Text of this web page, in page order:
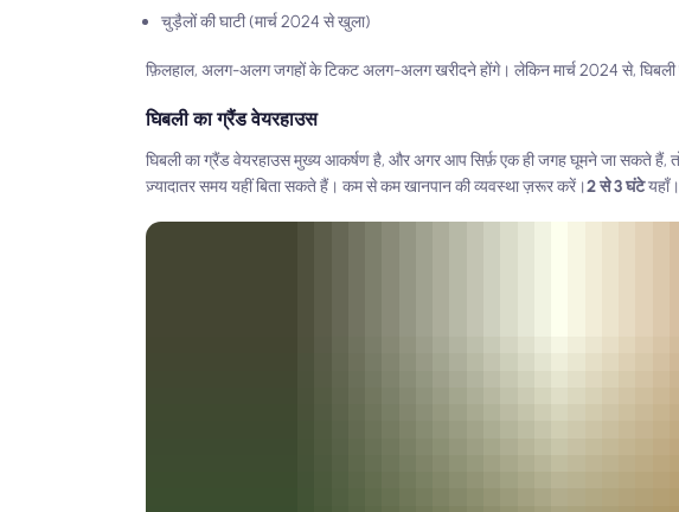
चुड़ैलों की घाटी (मार्च 2024 से खुला)
फ़िलहाल, अलग-अलग जगहों के टिकट अलग-अलग खरीदने होंगे। लेकिन मार्च 2024 से, घिबली
घिबली का ग्रैंड वेयरहाउस
घिबली का ग्रैंड वेयरहाउस मुख्य आकर्षण है, और अगर आप सिर्फ़ एक ही जगह घूमने जा सकते
ज़्यादातर समय यहीं बिता सकते हैं। कम से कम खानपान की व्यवस्था ज़रूर करें।2 से 3 घंटेयहाँ।